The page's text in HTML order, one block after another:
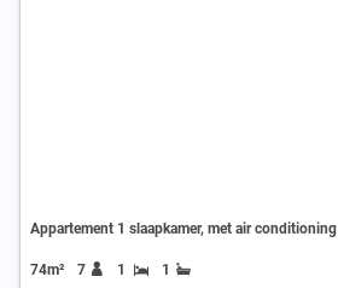
Appartement 1 slaapkamer, met air conditioning
74m² 7 1
1